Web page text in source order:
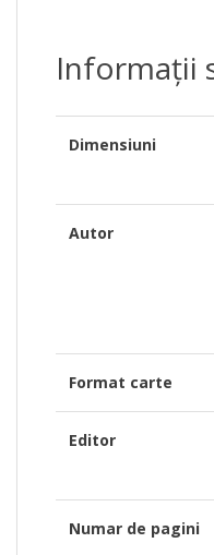
Informații
Dimensiuni
Autor
Format carte
Editor
Numar de pagini